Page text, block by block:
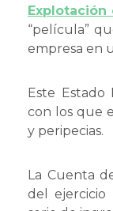
Explotación
“película”
empresa en
Este Estado
con los que
y peripecias.
La Cuenta
del